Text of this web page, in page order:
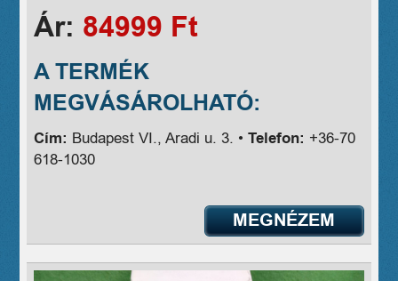
Ár: 84999 Ft
A TERMÉK
MEGVÁSÁROLHATÓ:
Cím: Budapest VI., Aradi u. 3. •Telefon: +36-70
618-1030
MEGNÉZEM